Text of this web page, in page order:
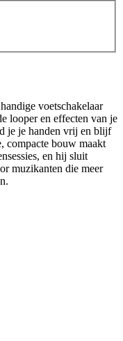
voetschakelaar
looper en effecten van je
je je handen vrij en blijf
compacte bouw maakt
en hij sluit
muzikanten die meer